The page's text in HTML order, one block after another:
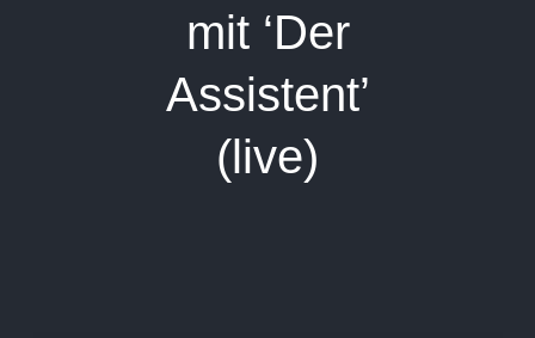
mit ‘Der
Assistent’
(live)